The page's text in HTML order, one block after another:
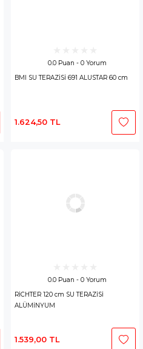
0.0 Puan - 0 Yorum
BMI SU TERAZİSİ 691 ALUSTAR 60 cm
1.624,50 TL
0.0 Puan - 0 Yorum
RİCHTER 120 cm SU TERAZİSİ
ALÜMİNYUM
1.539,00 TL